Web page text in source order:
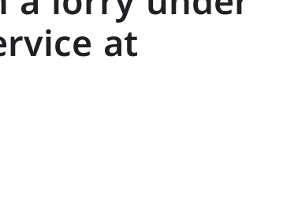
at